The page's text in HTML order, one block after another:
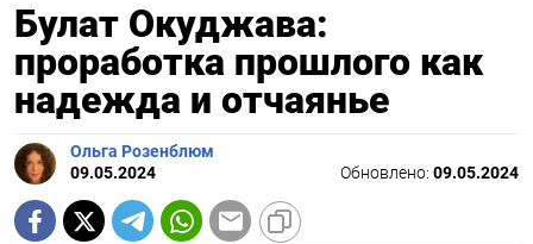
Булат Окуджава:
проработка прошлого как
надежда и отчаянье
Ольга Розенблюм
09.05.2024
Обновлено: 09.05.2024